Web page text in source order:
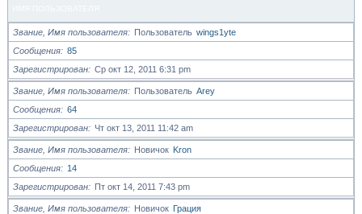
Звание, Имя пользователя Пользователь wings1yte
Сообщения
85
Зарегистрирован
Ср окт 12, 2011 6:31 pm
Звание, Имя пользователя Пользователь Arey
Сообщения
64
Зарегистрирован
Чт окт 13, 2011 11:42 am
Звание, Имя пользователя Новичок Kron
Сообщения
14
Зарегистрирован
Пт окт 14, 2011 7:43 pm
Звание, Имя пользователя Новичок Грация